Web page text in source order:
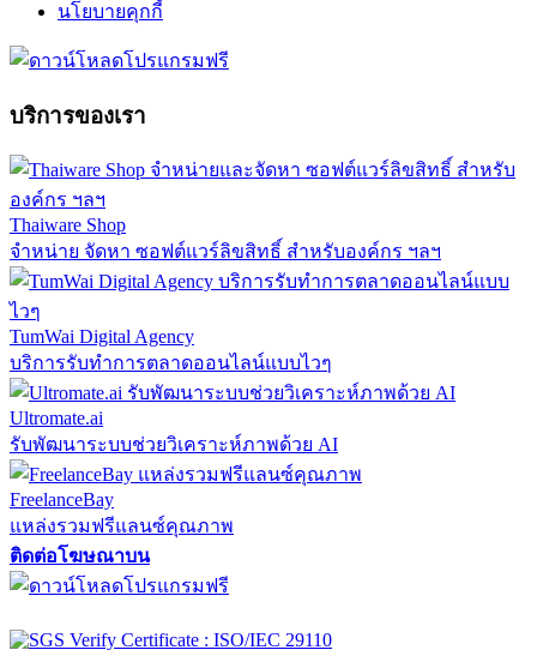
นโยบายคุกกี้
บริการของเรา
Thaiware Shop
จำหน่าย จัดหา ซอฟต์แวร์ลิขสิทธิ์ สำหรับองค์กร ฯลฯ
TumWai Digital Agency
บริการรับทำการตลาดออนไลน์แบบไวๆ
Ultromate.ai
รับพัฒนาระบบช่วยวิเคราะห์ภาพด้วย AI
FreelanceBay
แหล่งรวมฟรีแลนซ์คุณภาพ
ติดต่อโฆษณาบน